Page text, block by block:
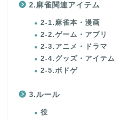
2.麻雀関連アイテム
2-1.麻雀本・漫画
2-2.ゲーム・アプリ
2-3.アニメ・ドラマ
2-4.グッズ・アイテム
2-5.ボドゲ
3.ルール
役